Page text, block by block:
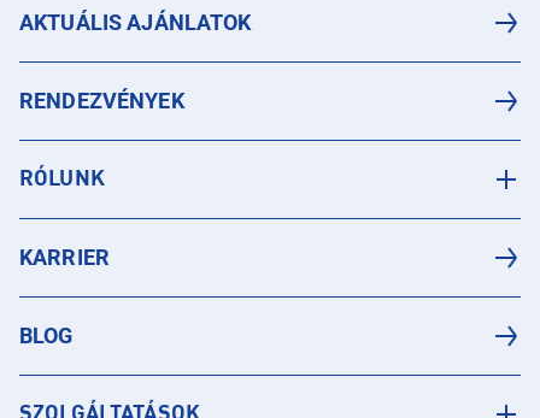
AKTUÁLIS AJÁNLATOK
RENDEZVÉNYEK
RÓLUNK
KARRIER
BLOG